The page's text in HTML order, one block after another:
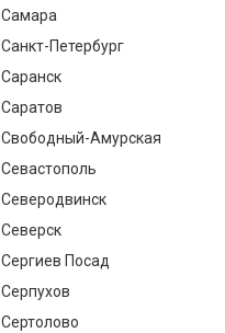
Самара
Санкт-Петербург
Саранск
Саратов
Свободный-Амурская
Севастополь
Северодвинск
Северск
Сергиев Посад
Серпухов
Сертолово